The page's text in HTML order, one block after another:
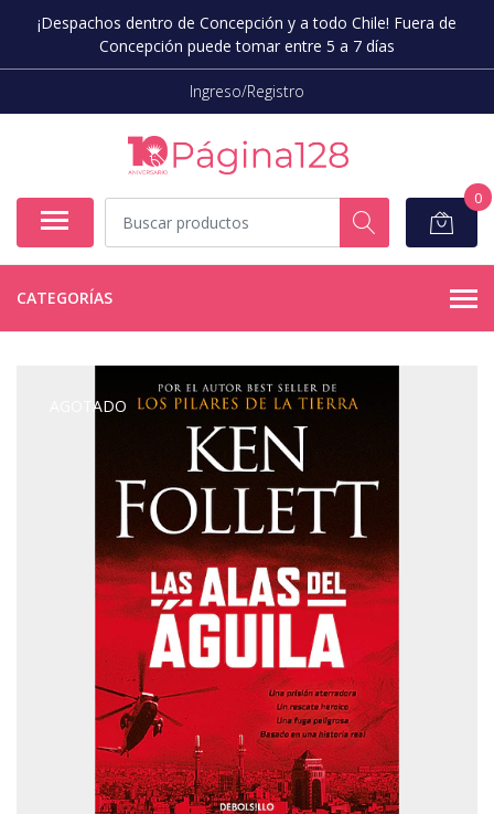
¡Despachos dentro de Concepción y a todo Chile! Fuera de
Concepción puede tomar entre 5 a 7 días
Ingreso/Registro
0
CATEGORÍAS
AGOTADO